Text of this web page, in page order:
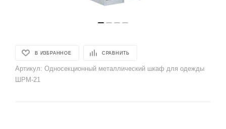
В ИЗБРАННОЕ СРАВНИТЬ
Артикул: Односекционный металлический шкаф для одежды
ШРМ-21